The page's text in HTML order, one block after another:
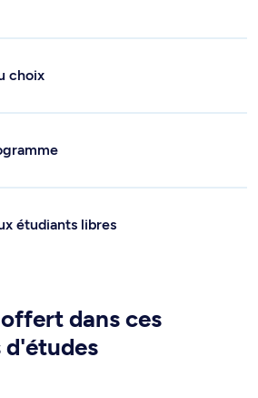
choix
étudiants libres
dans ces